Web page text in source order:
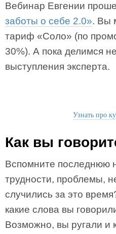
Вебинар Евгении
заботы о себе 2.0». Вы
тариф «Соло» (по
30%). А пока делимся
выступления эксперта.
Узнать про
Как вы
Вспомните последнюю
трудности, проблемы,
случились за это
какие слова вы
Возможно, вы ругали и